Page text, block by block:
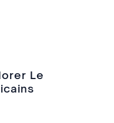
Le